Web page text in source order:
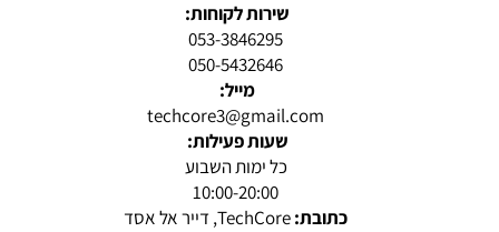
שירות לקוחות:
053-3846295
050-5432646
מייל:
techcore3@gmail.com
שעות פעילות:
כל ימות השבוע
10:00-20:00
כתובת:TechCore, דייר אל אסד